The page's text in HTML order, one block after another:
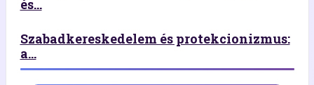
és...
Szabadkereskedelem és protekcionizmus:
a...